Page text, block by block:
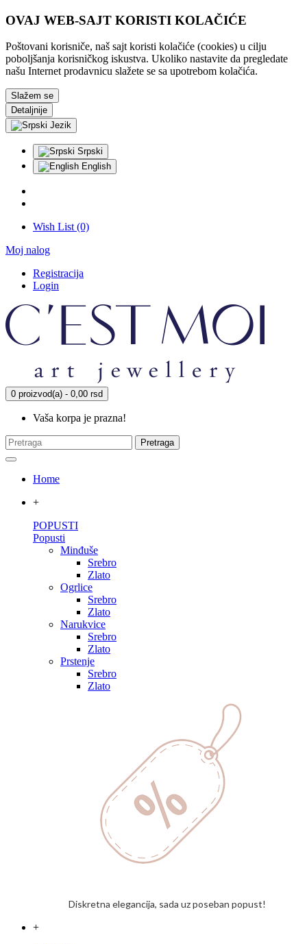
OVAJ WEB-SAJT KORISTI KOLAČIĆE
Poštovani korisniče, naš sajt koristi kolačiće (cookies) u cilju
poboljšanja korisničkog iskustva. Ukoliko nastavite da pregledate
našu Internet prodavnicu slažete se sa upotrebom kolačića.
Slažem se
Detaljnije
Jezik
Srpski
English
Wish List (0)
Moj nalog
Registracija
Login
0 proizvod(a) - 0,00 rsd
Vaša korpa je prazna!
Pretraga
Home
+
POPUSTI
Popusti
Minđuše
Srebro
Zlato
Ogrlice
Srebro
Zlato
Narukvice
Srebro
Zlato
Prstenje
Srebro
Zlato
Diskretna elegancija, sada uz poseban popust!
+